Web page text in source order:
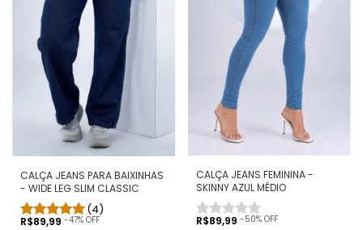
CALÇA JEANS PARA BAIXINHAS
- WIDE LEG SLIM CLASSIC
(4)
R$89,99 -47% OFF
CALÇA JEANS FEMININA -
SKINNY AZUL MÉDIO
R$89,99 -50% OFF